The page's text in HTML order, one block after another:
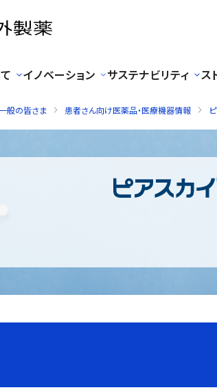
イノベーション サステナビリティ ス
般の皆さま 患者さん向け医薬品・医療機器情報